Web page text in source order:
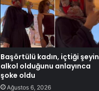
Başörtülü kadın, içtiği şeyin
alkol olduğunu anlayınca
şoke oldu
Ağustos 6, 2026